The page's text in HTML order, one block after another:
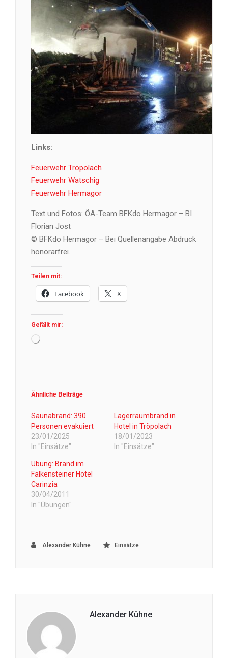
Links:
Feuerwehr Tröpolach
Feuerwehr Watschig
Feuerwehr Hermagor
Text und Fotos: ÖA-Team BFKdo Hermagor – BI
Florian Jost
© BFKdo Hermagor – Bei Quellenangabe Abdruck
honorarfrei.
Teilen mit:
Facebook X
Gefällt mir:
Wird
Ähnliche Beiträge
Saunabrand: 390
Personen evakuiert
23/01/2025
In "Einsätze"
Lagerraumbrand in
Hotel in Tröpolach
18/01/2023
In "Einsätze"
Übung: Brand im
Falkensteiner Hotel
Carinzia
30/04/2011
In "Übungen"
Alexander Kühne Einsätze
Alexander Kühne